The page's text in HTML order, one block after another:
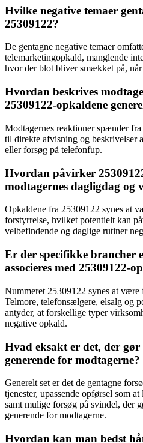
Hvilke negative temaer
25309122?
De gentagne negative temaer
telemarketingopkald, manglende
hvor der blot bliver smækket på, når
Hvordan beskrives
25309122-opkaldene
Modtagernes reaktioner spænder
til direkte afvisning og beskrivelser
eller forsøg på telefonfup.
Hvordan påvirker
modtagernes dagligdag og
Opkaldene fra 25309122 synes at
forstyrrelse, hvilket potentielt kan
velbefindende og daglige rutiner
Er der specifikke brancher
associeres med 25309122-
Nummeret 25309122 synes at være
Telmore, telefonsælgere, elsalg og
antyder, at forskellige typer
negative opkald.
Hvad eksakt er det, der gør
generende for modtagerne?
Generelt set er det de gentagne
tjenester, upassende opførsel som
samt mulige forsøg på svindel, der
generende for modtagerne.
Hvordan kan man bedst